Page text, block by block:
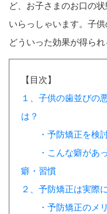
ど、お子さまのお口の
いらっしゃいます。子
どういった効果が得ら
【目次】
１、子供の歯並びの
は？
・予防矯正を検
・こんな癖があ
癖・習慣
２、予防矯正は実際
・予防矯正のメ